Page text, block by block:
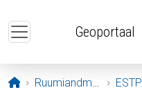
Geoportaal
Avaleht
Ruumiandmed ESTPOS